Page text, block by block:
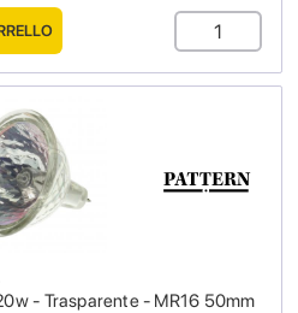
- Trasparente - MR16 50mm